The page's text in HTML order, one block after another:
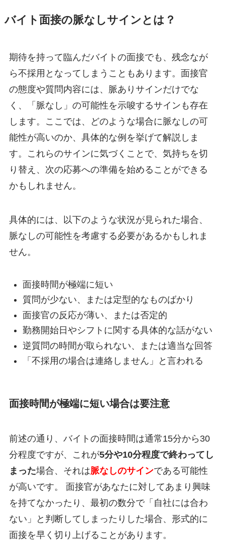
バイト面接の脈なしサインとは？
期待を持って臨んだバイトの面接でも、残念なが
ら不採用となってしまうこともあります。面接官
の態度や質問内容には、脈ありサインだけでな
く、「脈なし」の可能性を示唆するサインも存在
します。ここでは、どのような場合に脈なしの可
能性が高いのか、具体的な例を挙げて解説しま
す。これらのサインに気づくことで、気持ちを切
り替え、次の応募への準備を始めることができる
かもしれません。
具体的には、以下のような状況が見られた場合、
脈なしの可能性を考慮する必要があるかもしれま
せん。
面接時間が極端に短い
質問が少ない、または定型的なものばかり
面接官の反応が薄い、または否定的
勤務開始日やシフトに関する具体的な話がない
逆質問の時間が取られない、または適当な回答
「不採用の場合は連絡しません」と言われる
面接時間が極端に短い場合は要注意
前述の通り、バイトの面接時間は通常15分から30
分程度ですが、これが5分や10分程度で終わってし
まった場合、それは脈なしのサインである可能性
が高いです。 面接官があなたに対してあまり興味
を持てなかったり、最初の数分で「自社には合わ
ない」と判断してしまったりした場合、形式的に
面接を早く切り上げることがあります。